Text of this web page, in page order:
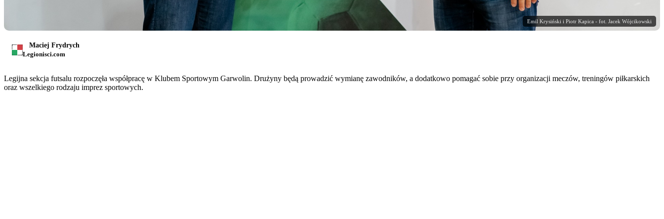
Emil Krysiński i Piotr Kapica - fot. Jacek Wójcikowski
Maciej Frydrych
Legionisci.com
Legijna sekcja futsalu rozpoczęła współpracę w Klubem Sportowym Garwolin. Drużyny będą prowadzić wymianę zawodników, a dodatkowo pomagać sobie przy organizacji meczów, treningów piłkarskich
oraz wszelkiego rodzaju imprez sportowych.